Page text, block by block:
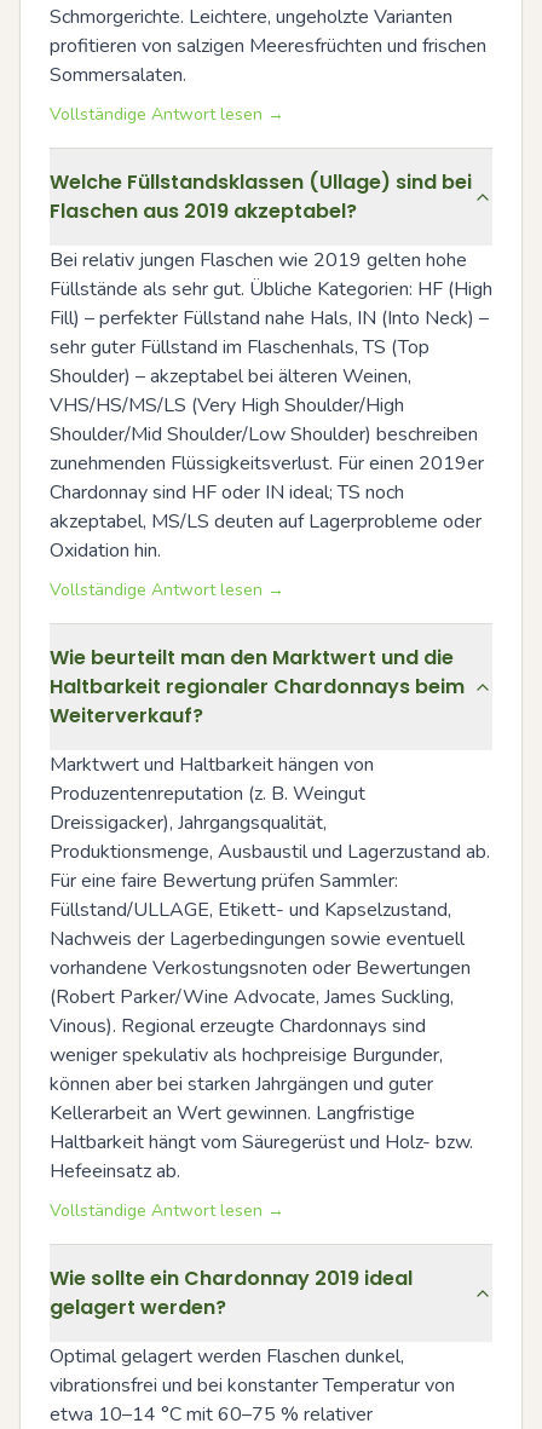
Schmorgerichte. Leichtere, ungeholzte Varianten
profitieren von salzigen Meeresfrüchten und frischen
Sommersalaten.
Vollständige Antwort lesen →
Welche Füllstandsklassen (Ullage) sind bei
Flaschen aus 2019 akzeptabel?
Bei relativ jungen Flaschen wie 2019 gelten hohe
Füllstände als sehr gut. Übliche Kategorien: HF (High
Fill) – perfekter Füllstand nahe Hals, IN (Into Neck) –
sehr guter Füllstand im Flaschenhals, TS (Top
Shoulder) – akzeptabel bei älteren Weinen,
VHS/HS/MS/LS (Very High Shoulder/High
Shoulder/Mid Shoulder/Low Shoulder) beschreiben
zunehmenden Flüssigkeitsverlust. Für einen 2019er
Chardonnay sind HF oder IN ideal; TS noch
akzeptabel, MS/LS deuten auf Lagerprobleme oder
Oxidation hin.
Vollständige Antwort lesen →
Wie beurteilt man den Marktwert und die
Haltbarkeit regionaler Chardonnays beim
Weiterverkauf?
Marktwert und Haltbarkeit hängen von
Produzentenreputation (z. B. Weingut
Dreissigacker), Jahrgangsqualität,
Produktionsmenge, Ausbaustil und Lagerzustand ab.
Für eine faire Bewertung prüfen Sammler:
Füllstand/ULLAGE, Etikett- und Kapselzustand,
Nachweis der Lagerbedingungen sowie eventuell
vorhandene Verkostungsnoten oder Bewertungen
(Robert Parker/Wine Advocate, James Suckling,
Vinous). Regional erzeugte Chardonnays sind
weniger spekulativ als hochpreisige Burgunder,
können aber bei starken Jahrgängen und guter
Kellerarbeit an Wert gewinnen. Langfristige
Haltbarkeit hängt vom Säuregerüst und Holz- bzw.
Hefeeinsatz ab.
Vollständige Antwort lesen →
Wie sollte ein Chardonnay 2019 ideal
gelagert werden?
Optimal gelagert werden Flaschen dunkel,
vibrationsfrei und bei konstanter Temperatur von
etwa 10–14 °C mit 60–75 % relativer